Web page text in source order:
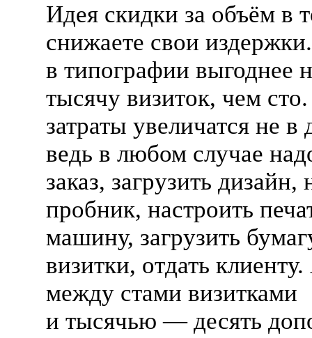
Идея скидки за объём в
снижаете свои
в типографии выгоднее
тысячу визиток, чем
затраты увеличатся не в
ведь в любом случае
заказ, загрузить дизайн,
пробник, настроить
машину, загрузить
визитки, отдать
между стами визитками
и тысячью — десять